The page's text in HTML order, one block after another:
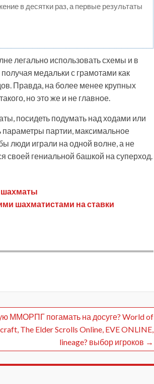
в десятки раз, а первые результаты
легально использовать схемы и в
медальки с грамотами как
Правда, на более менее крупных
но это же и не главное.
посидеть подумать над ходами или
параметры партии, максимальное
люди играли на одной волне, а не
своей гениальной башкой на суперход.
шахматы
шахматистами на ставки
ММОРПГ погамать на досуге? World of
The Elder Scrolls Online, EVE ONLINE,
lineage? выбор игроков →